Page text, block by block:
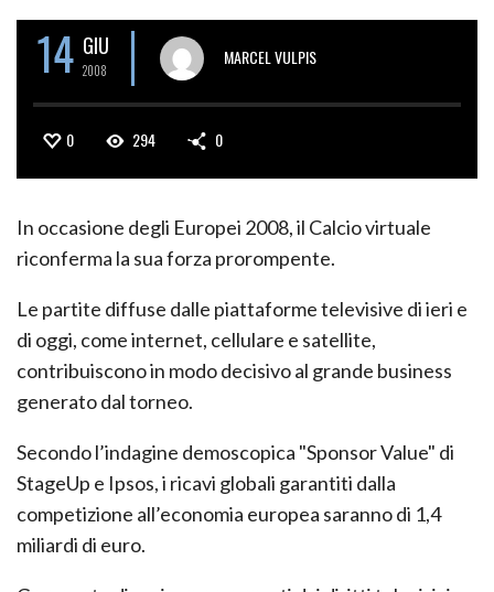
14 GIU
2008
MARCEL VULPIS
0 294 0
In occasione degli Europei 2008, il Calcio virtuale
riconferma la sua forza prorompente.
Le partite diffuse dalle piattaforme televisive di ieri e
di oggi, come internet, cellulare e satellite,
contribuiscono in modo decisivo al grande business
generato dal torneo.
Secondo l’indagine demoscopica "Sponsor Value" di
StageUp e Ipsos, i ricavi globali garantiti dalla
competizione all’economia europea saranno di 1,4
miliardi di euro.